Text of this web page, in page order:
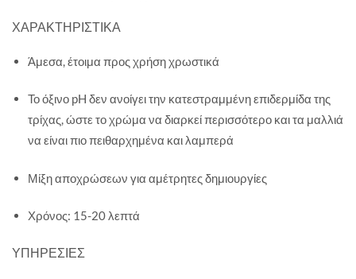
ΧΑΡΑΚΤΗΡΙΣΤΙΚΑ
Άμεσα, έτοιμα προς χρήση χρωστικά
Το όξινο pH δεν ανοίγει την κατεστραμμένη επιδερμίδα της
τρίχας, ώστε το χρώμα να διαρκεί περισσότερο και τα μαλλιά
να είναι πιο πειθαρχημένα και λαμπερά
Μίξη αποχρώσεων για αμέτρητες δημιουργίες
Χρόνος: 15-20 λεπτά
ΥΠΗΡΕΣΙΕΣ